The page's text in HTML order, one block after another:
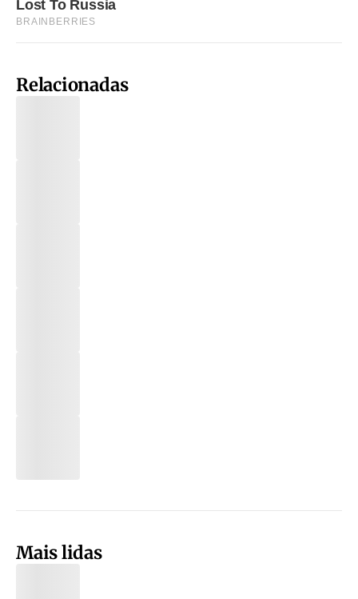
Relacionadas
Mais lidas